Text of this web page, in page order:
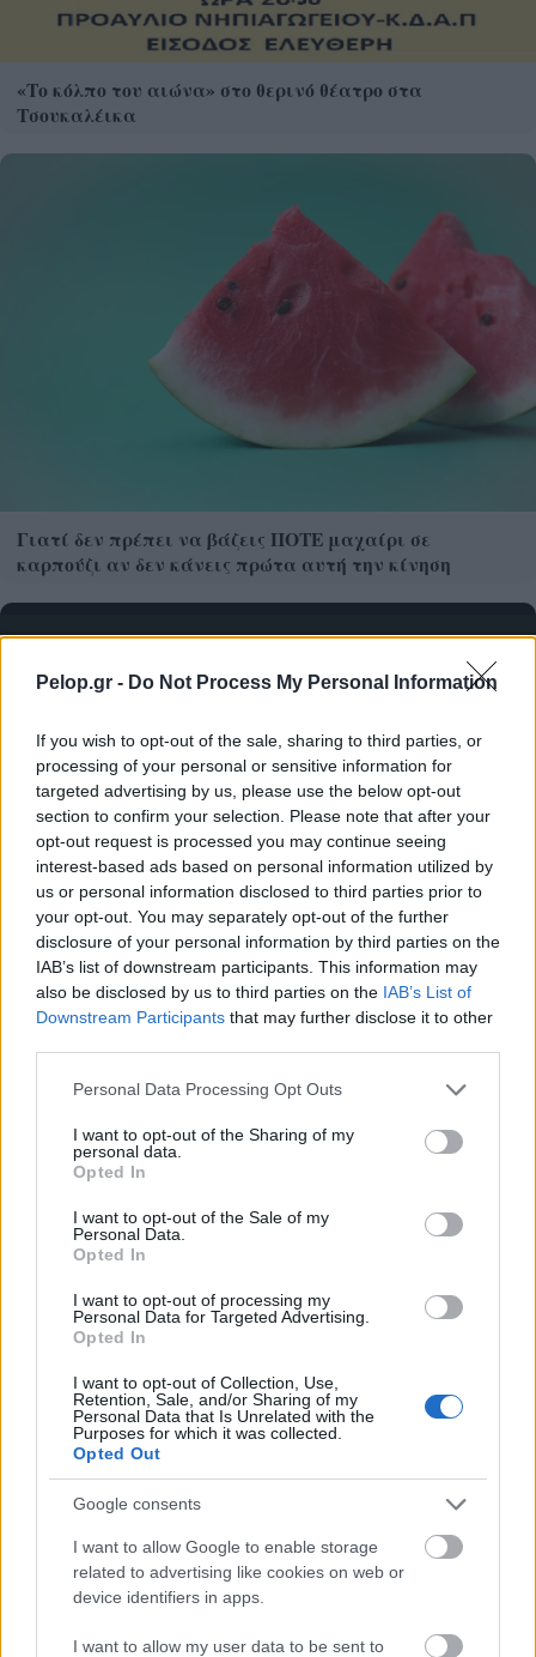
Pelop.gr - Do Not Process My Personal Information
If you wish to opt-out of the sale, sharing to third parties, or
processing of your personal or sensitive information for
targeted advertising by us, please use the below opt-out
section to confirm your selection. Please note that after your
opt-out request is processed you may continue seeing
interest-based ads based on personal information utilized by
us or personal information disclosed to third parties prior to
your opt-out. You may separately opt-out of the further
disclosure of your personal information by third parties on the
IAB’s list of downstream participants. This information may
also be disclosed by us to third parties on the IAB’s List of
Downstream Participants that may further disclose it to other
Please note that this website/app uses one or more Google
not limited to your visit or usage behaviour. You may click to
grant or deny consent to Google and its third-party tags to
use your data for below specified purposes in below Google
consent section.
Personal Data Processing Opt Outs
I want to opt-out of the Sharing of my
personal data.
Opted In
I want to opt-out of the Sale of my
Personal Data.
Opted In
I want to opt-out of processing my
Personal Data for Targeted Advertising.
Opted In
I want to opt-out of Collection, Use,
Retention, Sale, and/or Sharing of my
Personal Data that Is Unrelated with the
Purposes for which it was collected.
Opted Out
Google consents
I want to allow Google to enable storage
related to advertising like cookies on web or
device identifiers in apps.
I want to allow my user data to be sent to
«Το κόλπο του αιώνα» στο θερινό θέατρο στα
Τσουκαλέικα
Γιατί δεν πρέπει να βάζεις ΠΟΤΕ μαχαίρι σε
καρπούζι αν δεν κάνεις πρώτα αυτή την κίνηση
Το Matrix επιστρέφει: Πότε βγαίνει η 5η ταινία και η
ταινία έκπληξη της Warner με τον Jim Carrey
Ελένη Βουλγαράκη: Ξεσπά μετά τις φήμες χωρισμού
με τον Φώτη Ιωαννίδη